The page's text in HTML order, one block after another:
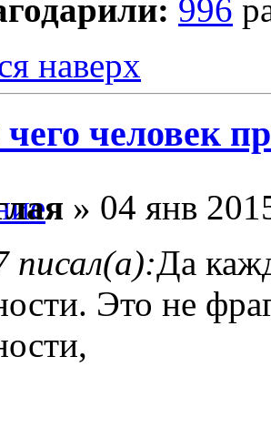
996
наверх
человек
» 04 янв
писал(а):Да
Это не